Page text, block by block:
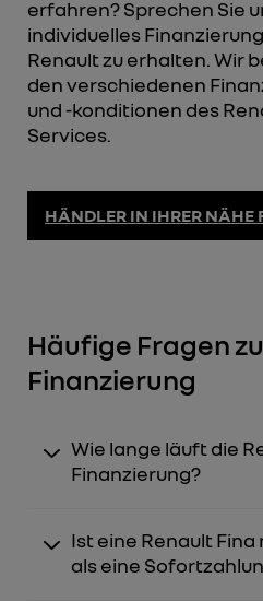
erfahren? Sprechen Sie
individuelles
Renault zu erhalten. Wir
den verschiedenen
und -konditionen des
Services.
HÄNDLER IN IHRER NÄHE
Häufige Fragen
Finanzierung
Wie lange läuft die
Finanzierung?
Ist eine Renault
als eine